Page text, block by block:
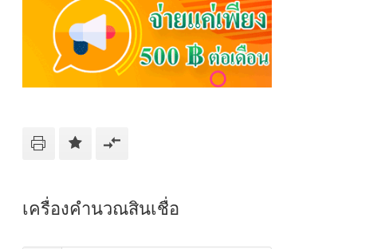
เครื่องคำนวณสินเชื่อ